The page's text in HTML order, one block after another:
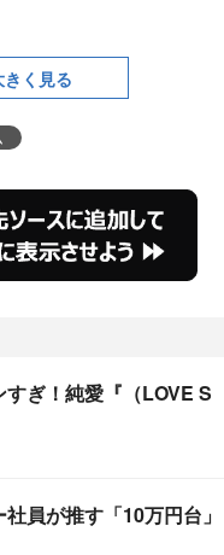
く見る
ぎ！純愛『（LOVE S
社員が推す「10万円台」